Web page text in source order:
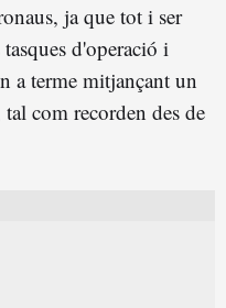
ja que tot i ser
d'operació i
a terme mitjançant un
tal com recorden des de